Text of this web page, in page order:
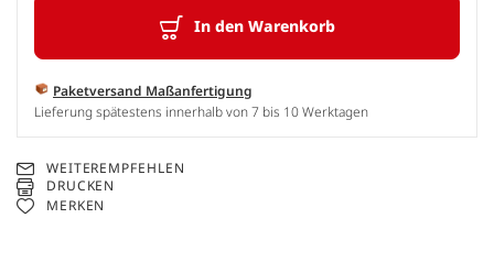
In den Warenkorb
Paketversand Maßanfertigung
Lieferung spätestens innerhalb von 7 bis 10 Werktagen
WEITEREMPFEHLEN
DRUCKEN
MERKEN